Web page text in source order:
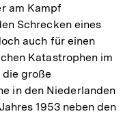
am Kampf
Schrecken eines
auch für einen
Katastrophen im
die große
in den Niederlanden
1953 neben den